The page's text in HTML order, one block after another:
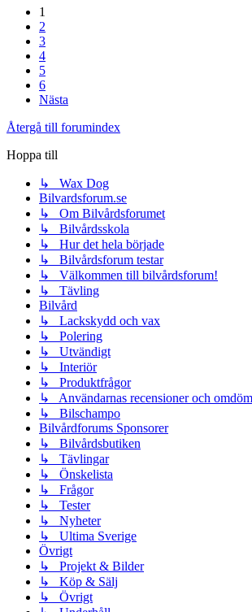
1
2
3
4
5
6
Nästa
Återgå till forumindex
Hoppa till
↳ Wax Dog
Bilvardsforum.se
↳ Om Bilvårdsforumet
↳ Bilvårdsskola
↳ Hur det hela började
↳ Bilvårdsforum testar
↳ Välkommen till bilvårdsforum!
↳ Tävling
Bilvård
↳ Lackskydd och vax
↳ Polering
↳ Utvändigt
↳ Interiör
↳ Produktfrågor
↳ Användarnas recensioner och
↳ Bilschampo
Bilvårdforums Sponsorer
↳ Bilvårdsbutiken
↳ Tävlingar
↳ Önskelista
↳ Frågor
↳ Tester
↳ Nyheter
↳ Ultima Sverige
Övrigt
↳ Projekt & Bilder
↳ Köp & Sälj
↳ Övrigt